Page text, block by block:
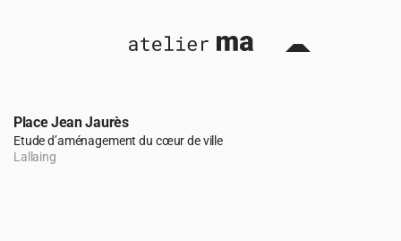
Place Jean Jaurès
Etude d’aménagement du cœur de ville
Lallaing